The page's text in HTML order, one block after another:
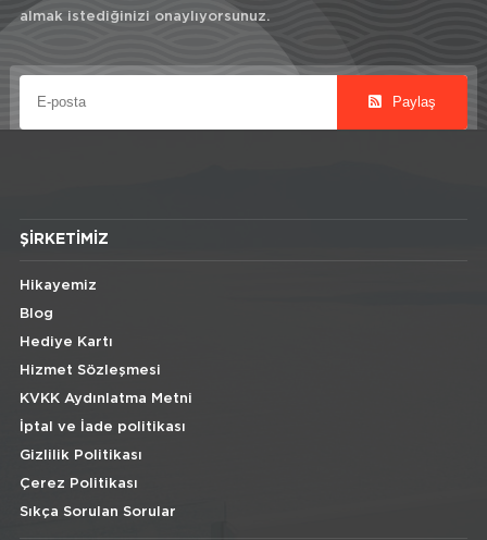
almak istediğinizi onaylıyorsunuz.
Paylaş
ŞIRKETIMIZ
Hikayemiz
Blog
Hediye Kartı
Hizmet Sözleşmesi
KVKK Aydınlatma Metni
İptal ve İade politikası
Gizlilik Politikası
Çerez Politikası
Sıkça Sorulan Sorular